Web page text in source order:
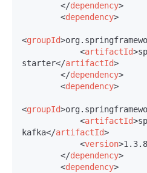
</dependency>
<dependency>
<groupId>
<artifactId>
starter</artifactId>
</dependency>
<dependency>
<groupId>
<artifactId>
kafka</artifactId>
<version>
</dependency>
<dependency>